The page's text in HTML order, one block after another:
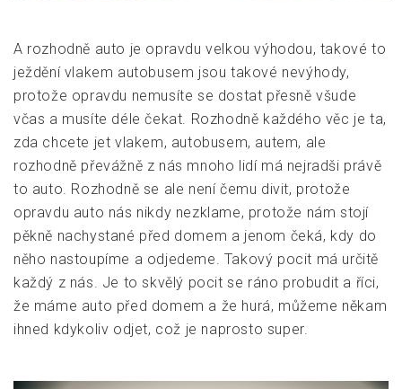
A rozhodně auto je opravdu velkou výhodou, takové to
ježdění vlakem autobusem jsou takové nevýhody,
protože opravdu nemusíte se dostat přesně všude
včas a musíte déle čekat. Rozhodně každého věc je ta,
zda chcete jet vlakem, autobusem, autem, ale
rozhodně převážně z nás mnoho lidí má nejradši právě
to auto. Rozhodně se ale není čemu divit, protože
opravdu auto nás nikdy nezklame, protože nám stojí
pěkně nachystané před domem a jenom čeká, kdy do
něho nastoupíme a odjedeme. Takový pocit má určitě
každý z nás. Je to skvělý pocit se ráno probudit a říci,
že máme auto před domem a že hurá, můžeme někam
ihned kdykoliv odjet, což je naprosto super.